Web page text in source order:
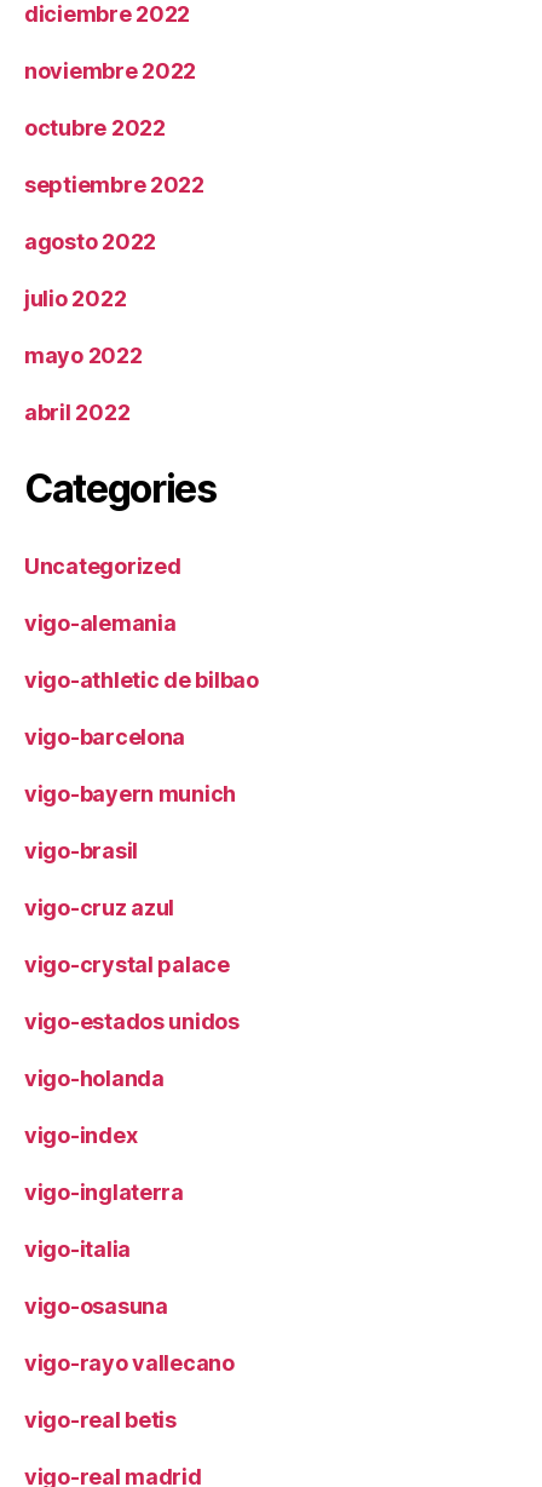
diciembre 2022
noviembre 2022
octubre 2022
septiembre 2022
agosto 2022
julio 2022
mayo 2022
abril 2022
Categories
Uncategorized
vigo-alemania
vigo-athletic de bilbao
vigo-barcelona
vigo-bayern munich
vigo-brasil
vigo-cruz azul
vigo-crystal palace
vigo-estados unidos
vigo-holanda
vigo-index
vigo-inglaterra
vigo-italia
vigo-osasuna
vigo-rayo vallecano
vigo-real betis
vigo-real madrid